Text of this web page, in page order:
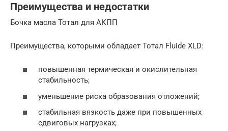
Преимущества и недостатки
Бочка масла Тотал для АКПП
Преимущества, которыми обладает Тотал Fluide XLD:
повышенная термическая и окислительная
стабильность;
уменьшение риска образования отложений;
стабильная вязкость даже при повышенных
сдвиговых нагрузках;